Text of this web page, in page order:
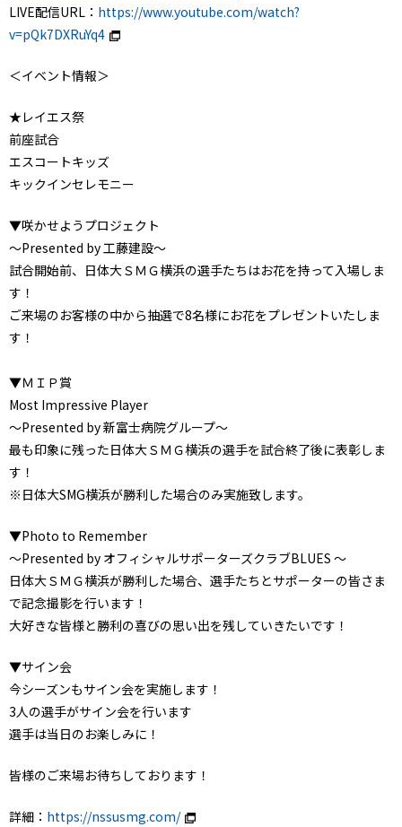
LIVE配信URL： https://www.youtube.com/watch?
v=pQk7DXRuYq4
＜イベント情報＞
★レイエス祭
前座試合
エスコートキッズ
キックインセレモニー
▼咲かせようプロジェクト
～Presented by 工藤建設～
試合開始前、日体大ＳＭＧ横浜の選手たちはお花を持って入場しま
す！
ご来場のお客様の中から抽選で8名様にお花をプレゼントいたしま
す！
▼ＭＩＰ賞
Most Impressive Player
～Presented by 新富士病院グループ～
最も印象に残った日体大ＳＭＧ横浜の選手を試合終了後に表彰しま
す！
※日体大SMG横浜が勝利した場合のみ実施致します。
▼Photo to Remember
～Presented by オフィシャルサポーターズクラブBLUES ～
日体大ＳＭＧ横浜が勝利した場合、選手たちとサポーターの皆さま
で記念撮影を行います！
大好きな皆様と勝利の喜びの思い出を残していきたいです！
▼サイン会
今シーズンもサイン会を実施します！
3人の選手がサイン会を行います
選手は当日のお楽しみに！
皆様のご来場お待ちしております！
詳細： https://nssusmg.com/